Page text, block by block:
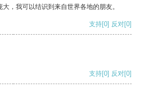
，我可以结识到来自世界各地的朋友。
支持[0] 反对[0]
支持[0] 反对[0]